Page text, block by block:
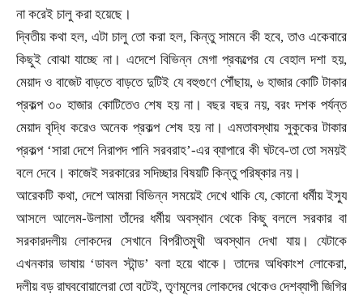
না করেই চালু করা হয়েছে।
দ্বিতীয় কথা হল, এটা চালু তো করা হল, কিন্তু সামনে কী হবে,তাও একেবারে
কিছুই বোঝা যাচ্ছে না। এদেশে বিভিন্ন মেগা প্রকল্পের যে বেহাল দশা হয়,
মেয়াদ ও বাজেট বাড়তে বাড়তে দুটিই যে বহুগুণে পৌঁছায়, ৬ হাজার কোটি টাকার
প্রকল্প ৩০ হাজার কোটিতেও শেষ হয় না। বছর বছর নয়, বরং দশক পর্যন্ত
মেয়াদ বৃদ্ধি করেও অনেক প্রকল্প শেষ হয় না। এমতাবস্থায় সুকুকের টাকার
প্রকল্প ‘সারা দেশে নিরাপদ পানি সরবরাহ’-এর ব্যাপারে কী ঘটবে-তা তো সময়ই
বলে দেবে। কাজেই সরকারের সদিচ্ছার বিষয়টি কিন্তু পরিষ্কার নয়।
আরেকটি কথা, দেশে আমরা বিভিন্ন সময়েই দেখে থাকি যে,কোনো ধর্মীয় ইস্যু
আসলে আলেম-উলামা তাঁদের ধর্মীয় অবস্থান থেকে কিছু বললে সরকার বা
সরকারদলীয় লোকদের সেখানে বিপরীতমুখী অবস্থান দেখা যায়। যেটাকে
এখনকার ভাষায় ‘ডাবল স্টান্ড’ বলা হয়ে থাকে। তাদের অধিকাংশ লোকেরা,
দলীয় বড় রাঘববোয়ালেরা তো বটেই,তৃণমূলের লোকদের থেকেও দেশব্যাপী জিগির